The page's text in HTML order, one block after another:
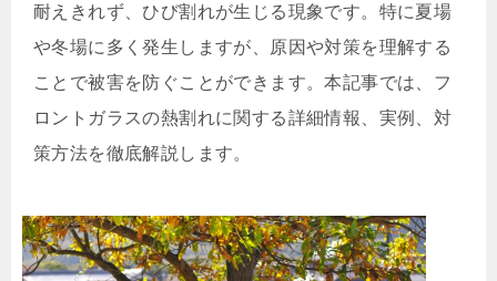
耐えきれず、ひび割れが生じる現象です。特に夏場
や冬場に多く発生しますが、原因や対策を理解する
ことで被害を防ぐことができます。本記事では、フ
ロントガラスの熱割れに関する詳細情報、実例、対
策方法を徹底解説します。